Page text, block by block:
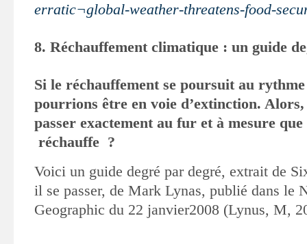
erratic¬global-weather-threatens-food-
8. Réchauffement climatique : un guide
Si le réchauffement se poursuit au
pourrions être en voie d’extinction.
passer exactement au fur et à mesure
réchauffe ?
Voici un guide degré par degré, extrait de
il se passer, de Mark Lynas, publié dans le
Geographic du 22 janvier2008 (Lynus, M,